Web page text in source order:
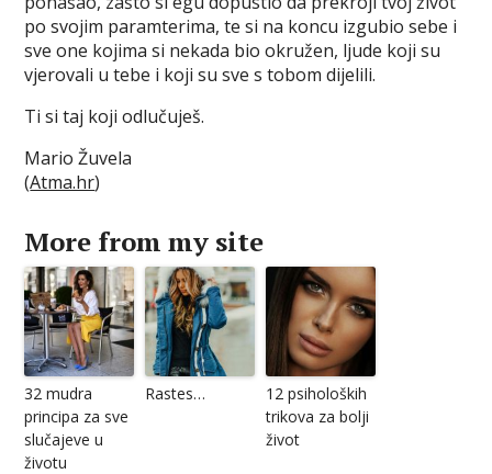
po svojim paramterima, te si na koncu izgubio sebe i
sve one kojima si nekada bio okružen, ljude koji su
vjerovali u tebe i koji su sve s tobom dijelili.
Ti si taj koji odlučuješ.
Mario Žuvela
(Atma.hr)
More from my site
32 mudra
principa za sve
slučajeve u
životu
Rastes…
12 psiholoških
trikova za bolji
život